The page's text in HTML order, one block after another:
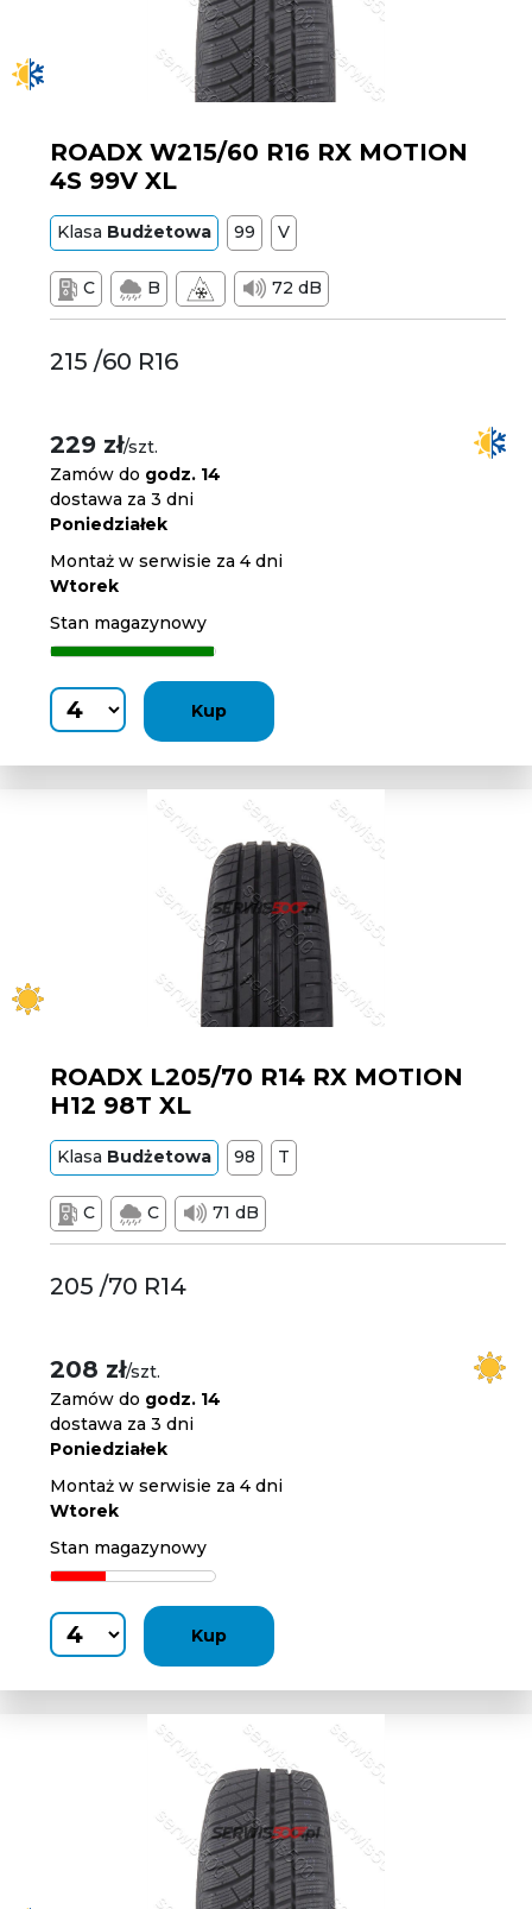
ROADX W215/60 R16 RX MOTION
4S 99V XL
Klasa Budżetowa 99 V
C B 72 dB
215 /60 R16
229 zł/szt.
Zamów do godz. 14
dostawa za 3 dni
Poniedziałek
Montaż w serwisie za 4 dni
Wtorek
Stan magazynowy
Kup
ROADX L205/70 R14 RX MOTION
H12 98T XL
Klasa Budżetowa 98 T
C C 71 dB
205 /70 R14
208 zł/szt.
Zamów do godz. 14
dostawa za 3 dni
Poniedziałek
Montaż w serwisie za 4 dni
Wtorek
Stan magazynowy
Kup